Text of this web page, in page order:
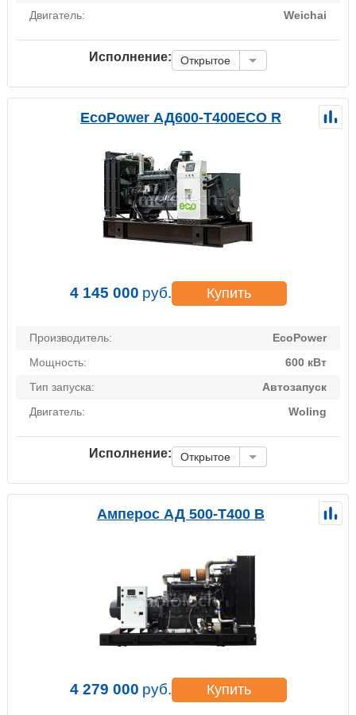
Двигатель:
Weichai
Исполнение: Открытое
EcoPower АД600-T400ECO R
4 145 000 руб. Купить
Производитель:
EcoPower
Мощность:
600 кВт
Тип запуска:
Автозапуск
Двигатель:
Woling
Исполнение: Открытое
Амперос АД 500-Т400 B
4 279 000 руб. Купить